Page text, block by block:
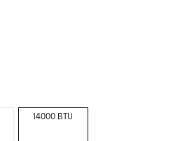
14000 BTU